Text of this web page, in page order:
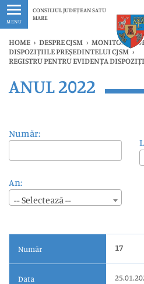
MENU
CONSILIUL JUDEȚEAN SATU
MARE
Ultimele
HOME › DESPRE CJSM › MONITORUL
DISPOZIȚIILE PREȘEDINTELUI CJSM ›
REGISTRU PENTRU EVIDENȚA
Ultimele
ANUL 2022
Număr:
An:
-- Selectează --
Număr 17
Data